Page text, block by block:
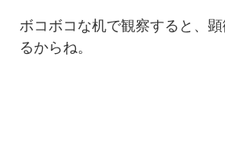
ボコボコな机で観察すると、
るからね。